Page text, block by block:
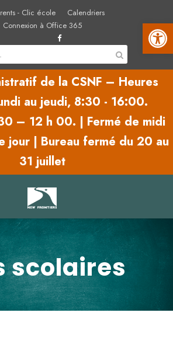
Ouvrir la barre d'outils
- Clic école
Calendriers
Connexion à Office 365
de la CSNF – Heures
au jeudi, 8:30 - 16:00.
– 12 h 00. | Fermé de midi
jour | Bureau fermé du 20 au
31 juillet
scolaires